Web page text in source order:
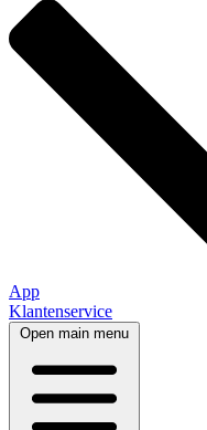
App
Klantenservice
Open main menu